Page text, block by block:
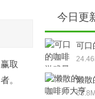
取
。
今日更
可口
载-
安卓
懒散
新版